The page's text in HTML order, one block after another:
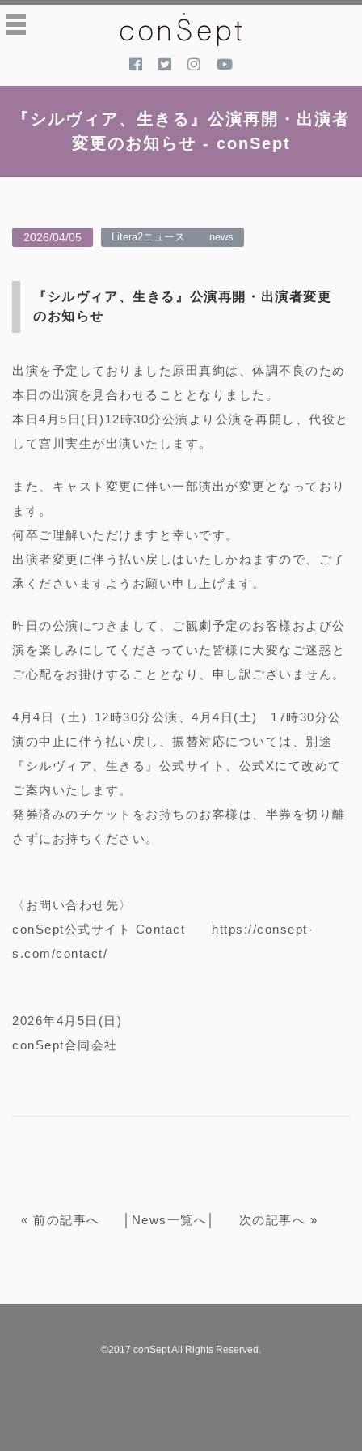
toggle
navigation
『シルヴィア、生きる』公演再開・出演者
変更のお知らせ - conSept
2026/04/05 Litera2ニュース news
『シルヴィア、生きる』公演再開・出演者変更
のお知らせ
出演を予定しておりました原田真絢は、体調不良のため
本日の出演を見合わせることとなりました。
本日4 月 5 日 ( 日)12時30分公演より公演を再開し、代役と
して宮川実生が出演いたします。
また、キャスト変更に伴い一部演出が変更となっており
ます。
何卒ご理解いただけますと幸いです。
出演者変更に伴う払い戻しはいたしかねますので、ご了
承くださいますようお願い申し上げます。
昨日の公演につきまして、ご観劇予定のお客様および公
演を楽しみにしてくださっていた皆様に大変なご迷惑と
ご心配をお掛けすることとなり、申し訳ございません。
4月 4 日（土） 12時30分公演、 4 月 4 日 (土) 17時30分公
演の中止に伴う払い戻し、振替対応については、別途
『シルヴィア、生きる』公式サイト、公式Xにて改めて
ご案内いたします。
発券済みのチケットをお持ちのお客様は、半券を切り離
さずにお持ちください。
〈お問い合わせ先〉
conSept公式サイト Contact
https://consept-
s.com/contact/
2026年4 月 5日 (日 )
conSept合同会社
« 前の記事へ News一覧へ 次の記事へ »
©2017 conSept All Rights Reserved.